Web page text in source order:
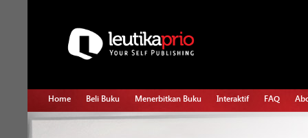
Home Beli Buku Menerbitkan Buku Interaktif FAQ